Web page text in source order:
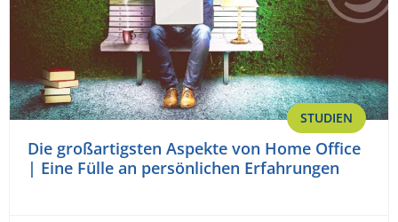
STUDIEN
Die großartigsten Aspekte von Home Office
| Eine Fülle an persönlichen Erfahrungen